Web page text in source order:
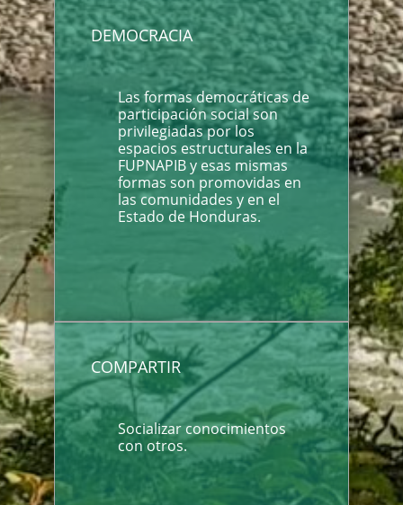
DEMOCRACIA
Las formas democráticas de
participación social son
privilegiadas por los
espacios estructurales en la
FUPNAPIB y esas mismas
formas son promovidas en
las comunidades y en el
Estado de Honduras.
COMPARTIR
Socializar conocimientos
con otros.